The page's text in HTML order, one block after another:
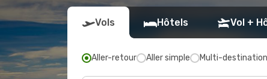
Vols Hôtels Vol +
Aller-retour Aller simple Multi-